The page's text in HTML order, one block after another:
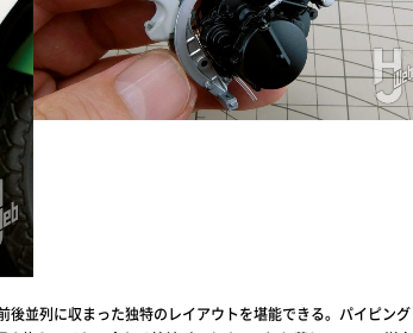
並列に収まった独特のレイアウトを堪能できる。パイピング